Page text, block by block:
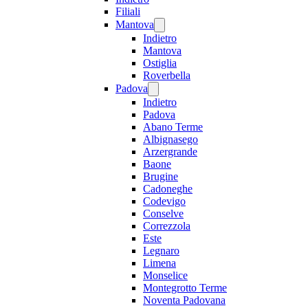
Filiali
Mantova
Indietro
Mantova
Ostiglia
Roverbella
Padova
Indietro
Padova
Abano Terme
Albignasego
Arzergrande
Baone
Brugine
Cadoneghe
Codevigo
Conselve
Correzzola
Este
Legnaro
Limena
Monselice
Montegrotto Terme
Noventa Padovana